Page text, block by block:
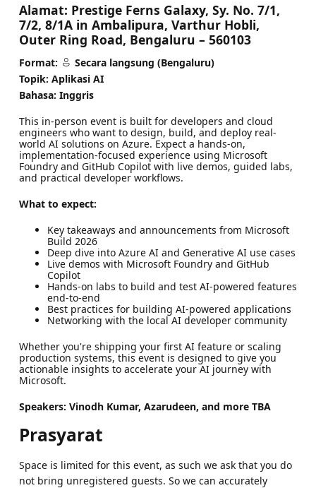
Alamat: Prestige Ferns Galaxy, Sy. No. 7/1,
7/2, 8/1A in Ambalipura, Varthur Hobli,
Outer Ring Road, Bengaluru – 560103
Format:
Secara langsung (Bengaluru)
Topik: Aplikasi AI
Bahasa: Inggris
This in-person event is built for developers and cloud
engineers who want to design, build, and deploy real-
world AI solutions on Azure. Expect a hands-on,
implementation-focused experience using Microsoft
Foundry and GitHub Copilot with live demos, guided labs,
and practical developer workflows.
What to expect:
Key takeaways and announcements from Microsoft
Build 2026
Deep dive into Azure AI and Generative AI use cases
Live demos with Microsoft Foundry and GitHub
Copilot
Hands-on labs to build and test AI-powered features
end-to-end
Best practices for building AI-powered applications
Networking with the local AI developer community
Whether you're shipping your first AI feature or scaling
production systems, this event is designed to give you
actionable insights to accelerate your AI journey with
Microsoft.
Speakers: Vinodh Kumar, Azarudeen, and more TBA
Prasyarat
Space is limited for this event, as such we ask that you do
not bring unregistered guests. So we can accurately